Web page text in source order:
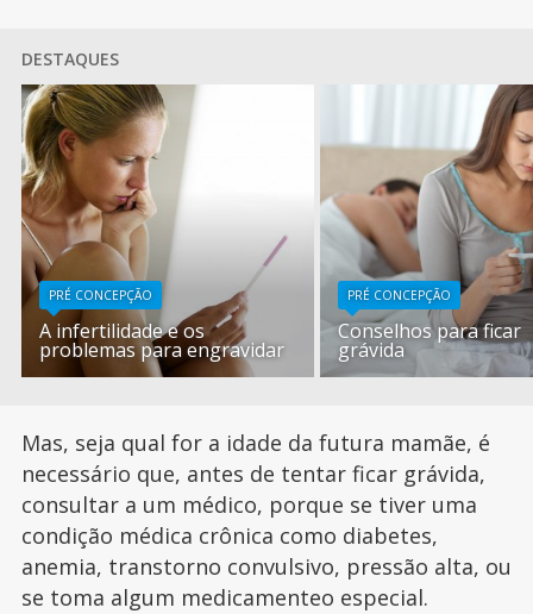
DESTAQUES
PRÉ CONCEPÇÃO
A infertilidade e os
problemas para engravidar
PRÉ CONCEPÇÃO
Conselhos para ficar
grávida
Mas, seja qual for a idade da futura mamãe, é
necessário que, antes de tentar ficar grávida,
consultar a um médico, porque se tiver uma
condição médica crônica como diabetes,
anemia, transtorno convulsivo, pressão alta, ou
se toma algum medicamenteo especial.